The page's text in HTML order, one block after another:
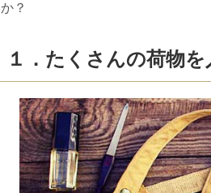
か？
１．たくさんの荷物